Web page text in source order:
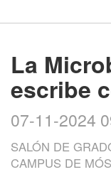
La
escribe
07-11-2024
SALÓN DE
CAMPUS DE